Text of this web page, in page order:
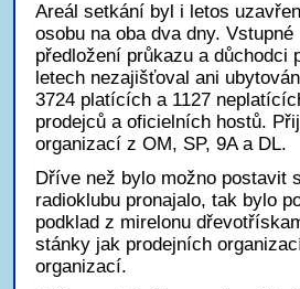
Areál setkání byl i letos
osobu na oba dva dny.
předložení průkazu a důchodci
letech nezajišťoval ani
3724 platících a 1127
prodejců a oficielních hostů.
organizací z OM, SP, 9A a DL.
Dříve než bylo možno postavit
radioklubu pronajalo, tak bylo
podklad z mirelonu
stánky jak prodejních
organizací.